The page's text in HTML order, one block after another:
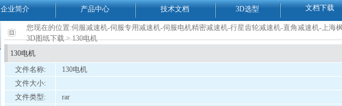
企业简介 产品中心 技术文档 3D选型 文档下载
您现在的位置:伺服减速机-伺服专用减速机-伺服电机精密减速机-行星齿轮减速机-直角减速机-上海
3D图纸下载> 130电机
130电机
文件名称:
130电机
文件大小:
文件类型:
rar